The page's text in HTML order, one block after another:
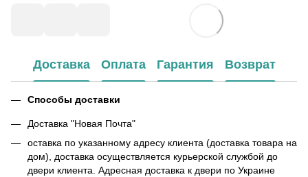
Доставка Оплата Гарантия Возврат
Способы доставки
Доставка "Новая Почта"
оставка по указанному адресу клиента (доставка товара на
дом), доставка осуществляется курьерской службой до
двери клиента. Адресная доставка к двери по Украине